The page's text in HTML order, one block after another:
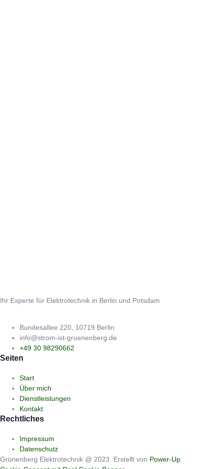
Ihr Experte für Elektrotechnik in Berlin und Potsdam
Bundesallee 220, 10719 Berlin
info@strom-ist-gruenenberg.de
+49 30 98290662
Seiten
Start
Über mich
Dienstleistungen
Kontakt
Rechtliches
Impressum
Datenschutz
Grünenberg Elektrotechnik @ 2023. Erstellt von Power-Up